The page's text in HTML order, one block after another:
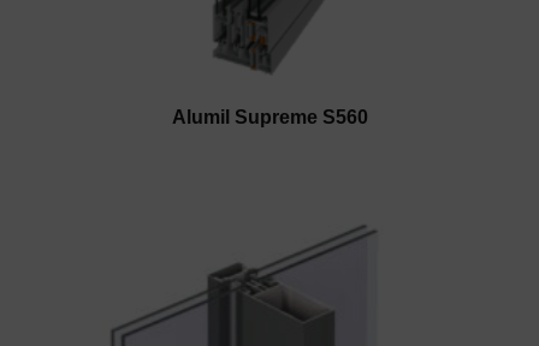
Alumil Supreme S560